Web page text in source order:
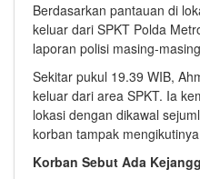
Berdasarkan pantauan di
keluar dari SPKT Polda
laporan polisi masing-
Sekitar pukul 19.39 WIB,
keluar dari area SPKT. Ia
lokasi dengan dikawal
korban tampak
Korban Sebut Ada